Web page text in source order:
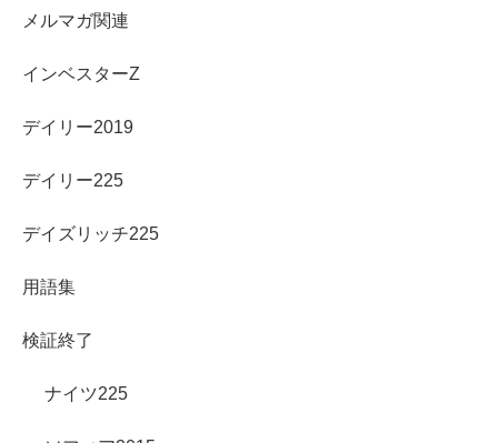
メルマガ関連
インベスターZ
デイリー2019
デイリー225
デイズリッチ225
用語集
検証終了
ナイツ225